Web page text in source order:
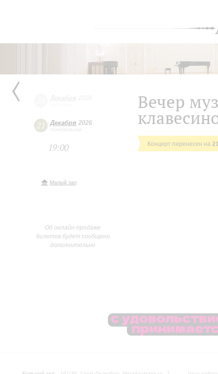
21 Декабря 2026
понедельник
19:00
Малый зал
Об онлайн-продаже
билетов будет сообщено
дополнительно
Вечер
Концерт перенесен на